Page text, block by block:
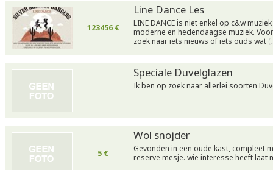
123456 €
Line Dance Les
LINE DANCE is niet enkel op c&w
moderne en hedendaagse muziek.
zoek naar iets nieuws of iets ouds wat
Speciale Duvelglazen
Ik ben op zoek naar allerlei soorten
5 €
Wol snojder
Gevonden in een oude kast, compleet
reserve mesje. wie interesse heeft laat